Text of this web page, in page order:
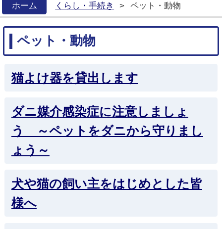
ホーム
くらし・手続き > ペット・動物
ペット・動物
猫よけ器を貸出します
ダニ媒介感染症に注意しましょ
う ～ペットをダニから守りまし
ょう～
犬や猫の飼い主をはじめとした皆
様へ